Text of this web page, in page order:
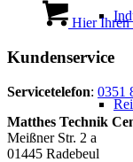
Hier Ihren
Kundenservice
Servicetelefon: 0351
Matthes Technik
Meißner Str. 2 a
01445 Radebeul